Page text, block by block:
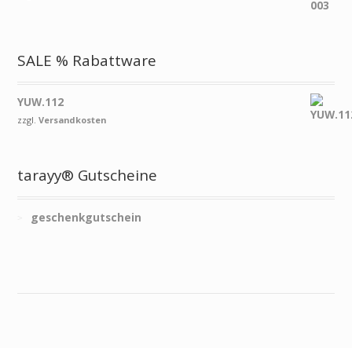
SALE % Rabattware
YUW.112
zzgl.Versandkosten
tarayy® Gutscheine
geschenkgutschein